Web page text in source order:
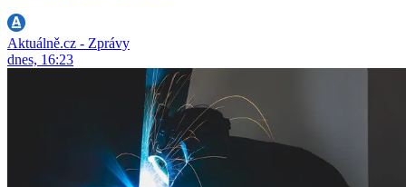
Aktuálně.cz - Zprávy
dnes, 16:23